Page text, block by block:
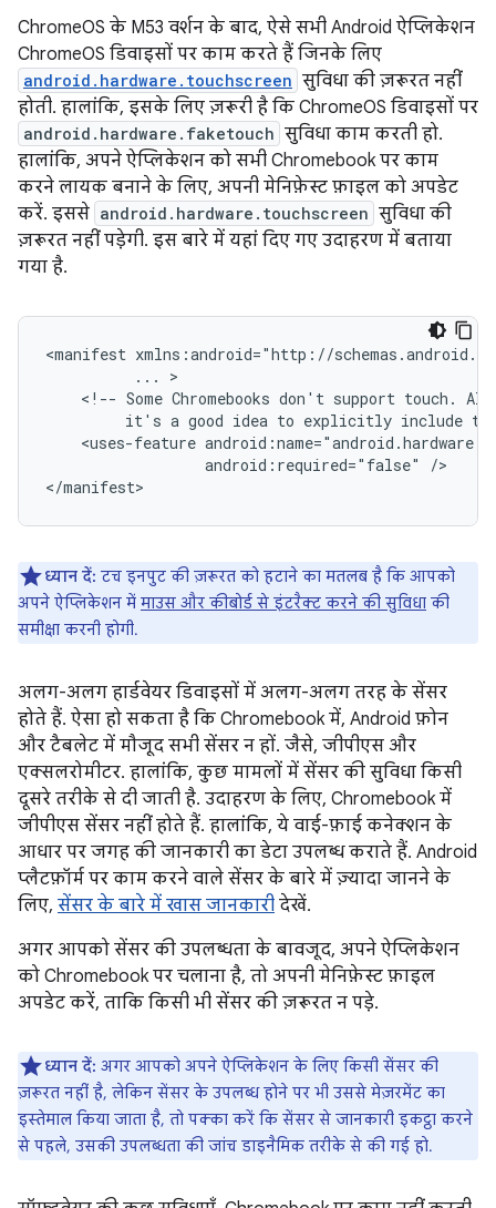
ChromeOS के M53 वर्शन के बाद, ऐसे सभी Android ऐप्लिकेशन
ChromeOS डिवाइसों पर काम करते हैं जिनके लिए
android.hardware.touchscreen सुविधा की ज़रूरत नहीं
होती. हालांकि, इसके लिए ज़रूरी है कि ChromeOS डिवाइसों पर
android.hardware.faketouch सुविधा काम करती हो.
हालांकि, अपने ऐप्लिकेशन को सभी Chromebook पर काम
करने लायक बनाने के लिए, अपनी मेनिफ़ेस्ट फ़ाइल को अपडेट
करें. इससे android.hardware.touchscreen सुविधा की
ज़रूरत नहीं पड़ेगी. इस बारे में यहां दिए गए उदाहरण में बताया
गया है.
<manifest
...
<!-- Some Chromebooks don't support touch.
it's a good idea to explicitly include
<uses-feature
android:required="false"
/>
ध्यान दें: टच इनपुट की ज़रूरत को हटाने का मतलब है कि आपको
अपने ऐप्लिकेशन में माउस और कीबोर्ड से इंटरैक्ट करने की सुविधा की
समीक्षा करनी होगी.
अलग-अलग हार्डवेयर डिवाइसों में अलग-अलग तरह के सेंसर
होते हैं. ऐसा हो सकता है कि Chromebook में, Android फ़ोन
और टैबलेट में मौजूद सभी सेंसर न हों. जैसे, जीपीएस और
एक्सलरोमीटर. हालांकि, कुछ मामलों में सेंसर की सुविधा किसी
दूसरे तरीके से दी जाती है. उदाहरण के लिए, Chromebook में
जीपीएस सेंसर नहीं होते हैं. हालांकि, ये वाई-फ़ाई कनेक्शन के
आधार पर जगह की जानकारी का डेटा उपलब्ध कराते हैं. Android
प्लैटफ़ॉर्म पर काम करने वाले सेंसर के बारे में ज़्यादा जानने के
लिए, सेंसर के बारे में खास जानकारी देखें.
अगर आपको सेंसर की उपलब्धता के बावजूद, अपने ऐप्लिकेशन
को Chromebook पर चलाना है, तो अपनी मेनिफ़ेस्ट फ़ाइल
अपडेट करें, ताकि किसी भी सेंसर की ज़रूरत न पड़े.
ध्यान दें: अगर आपको अपने ऐप्लिकेशन के लिए किसी सेंसर की
ज़रूरत नहीं है, लेकिन सेंसर के उपलब्ध होने पर भी उससे मेज़रमेंट का
इस्तेमाल किया जाता है, तो पक्का करें कि सेंसर से जानकारी इकट्ठा करने
से पहले, उसकी उपलब्धता की जांच डाइनैमिक तरीके से की गई हो.